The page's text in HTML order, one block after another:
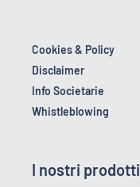
Cookies & Policy
Disclaimer
Info Societarie
Whistleblowing
I nostri prodotti